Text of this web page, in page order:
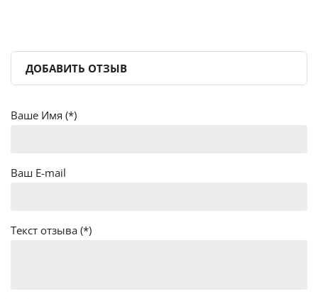
ДОБАВИТЬ ОТЗЫВ
Ваше Имя (*)
Ваш E-mail
Текст отзыва (*)